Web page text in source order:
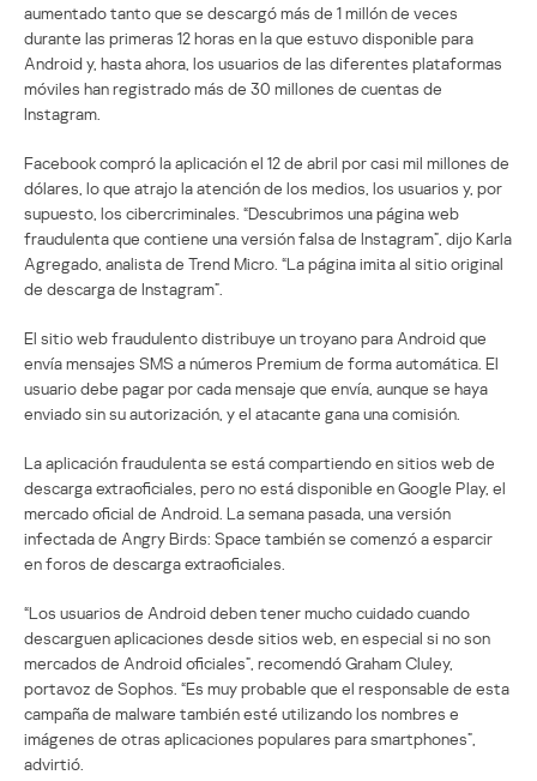
aumentado tanto que se descargó más de 1 millón de veces
durante las primeras 12 horas en la que estuvo disponible para
Android y, hasta ahora, los usuarios de las diferentes plataformas
móviles han registrado más de 30 millones de cuentas de
Instagram.
Facebook compró la aplicación el 12 de abril por casi mil millones de
dólares, lo que atrajo la atención de los medios, los usuarios y, por
supuesto, los cibercriminales. “Descubrimos una página web
fraudulenta que contiene una versión falsa de Instagram”, dijo Karla
Agregado, analista de Trend Micro. “La página imita al sitio original
de descarga de Instagram”.
El sitio web fraudulento distribuye un troyano para Android que
envía mensajes SMS a números Premium de forma automática. El
usuario debe pagar por cada mensaje que envía, aunque se haya
enviado sin su autorización, y el atacante gana una comisión.
La aplicación fraudulenta se está compartiendo en sitios web de
descarga extraoficiales, pero no está disponible en Google Play, el
mercado oficial de Android. La semana pasada, una versión
infectada de Angry Birds: Space también se comenzó a esparcir
en foros de descarga extraoficiales.
“Los usuarios de Android deben tener mucho cuidado cuando
descarguen aplicaciones desde sitios web, en especial si no son
mercados de Android oficiales”, recomendó Graham Cluley,
portavoz de Sophos. “Es muy probable que el responsable de esta
campaña de malware también esté utilizando los nombres e
imágenes de otras aplicaciones populares para smartphones”,
advirtió.